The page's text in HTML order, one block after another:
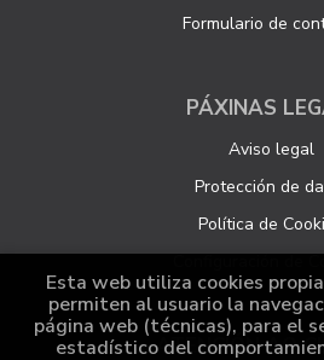
Formulario de
PÁXINAS
Aviso legal
Protección de
Política de
ATENCIÓN AO
Esta web utiliza cookies
permiten al usuario la
página web (técnicas), para el
estadístico del